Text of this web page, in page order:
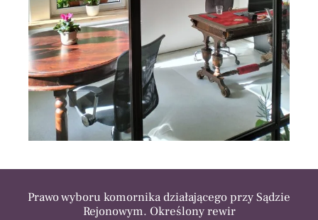
Prawo wyboru komornika działającego przy Sądzie
Rejonowym. Określony rewir